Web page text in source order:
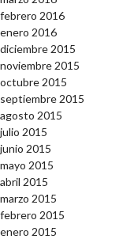
febrero 2016
enero 2016
diciembre 2015
noviembre 2015
octubre 2015
septiembre 2015
agosto 2015
julio 2015
junio 2015
mayo 2015
abril 2015
marzo 2015
febrero 2015
enero 2015